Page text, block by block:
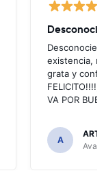
existencia,
grata y
FELICITO!!!!,
VA POR
A